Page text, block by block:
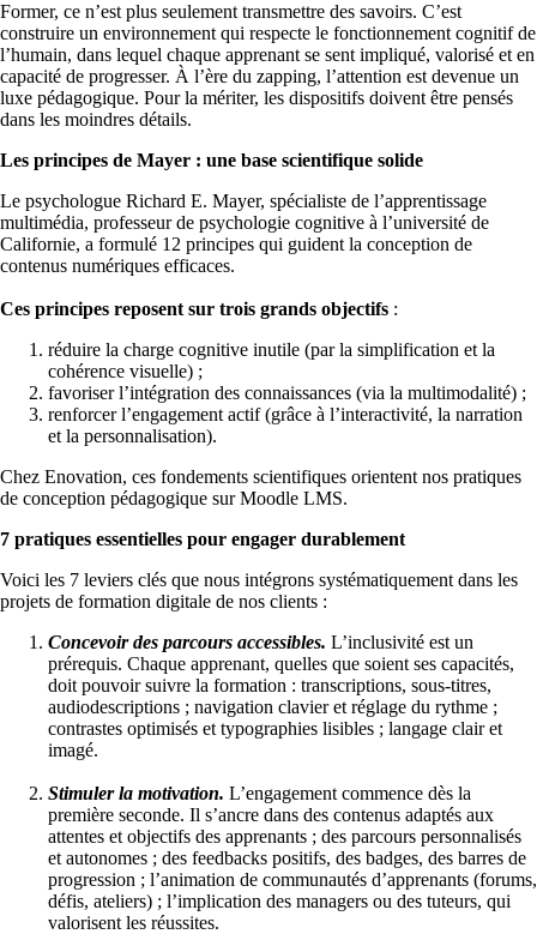
Former, ce n’est plus seulement transmettre des savoirs. C’est
construire un environnement qui respecte le fonctionnement cognitif de
l’humain, dans lequel chaque apprenant se sent impliqué, valorisé et en
capacité de progresser. À l’ère du zapping, l’attention est devenue un
luxe pédagogique. Pour la mériter, les dispositifs doivent être pensés
dans les moindres détails.
Les principes de Mayer : une base scientifique solide
Le psychologue Richard E. Mayer, spécialiste de l’apprentissage
multimédia, professeur de psychologie cognitive à l’université de
Californie, a formulé 12 principes qui guident la conception de
contenus numériques efficaces.
Ces principes reposent sur trois grands objectifs :
réduire la charge cognitive inutile (par la simplification et la
cohérence visuelle) ;
favoriser l’intégration des connaissances (via la multimodalité) ;
renforcer l’engagement actif (grâce à l’interactivité, la narration
et la personnalisation).
Chez Enovation, ces fondements scientifiques orientent nos pratiques
de conception pédagogique sur Moodle LMS.
7 pratiques essentielles pour engager durablement
Voici les 7 leviers clés que nous intégrons systématiquement dans les
projets de formation digitale de nos clients :
Concevoir des parcours accessibles. L’inclusivité est un
prérequis. Chaque apprenant, quelles que soient ses capacités,
doit pouvoir suivre la formation : transcriptions, sous-titres,
audiodescriptions ; navigation clavier et réglage du rythme ;
contrastes optimisés et typographies lisibles ; langage clair et
imagé.
Stimuler la motivation. L’engagement commence dès la
première seconde. Il s’ancre dans des contenus adaptés aux
attentes et objectifs des apprenants ; des parcours personnalisés
et autonomes ; des feedbacks positifs, des badges, des barres de
progression ; l’animation de communautés d’apprenants (forums,
défis, ateliers) ; l’implication des managers ou des tuteurs, qui
valorisent les réussites.